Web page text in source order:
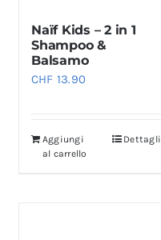
Naïf Kids – 2 in 1
Shampoo &
Balsamo
CHF 13.90
Aggiungi
al carrello
Dettagli